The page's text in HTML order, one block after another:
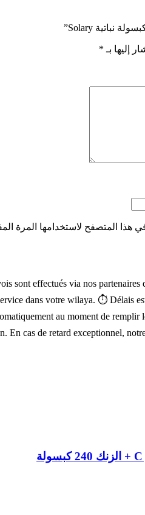
إليها بـ *
هذا المتصفح لاستخدامها المرة
sont effectués via nos
dans votre wilaya. ⏱ Délais
au moment de
cas de retard exceptionnel,